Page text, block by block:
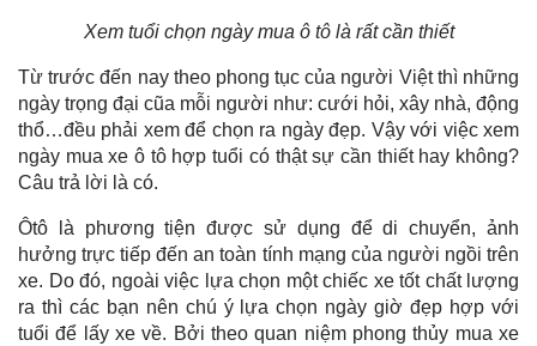
Xem tuổi chọn ngày mua ô tô là rất cần thiết
Từ trước đến nay theo phong tục của người Việt thì những
ngày trọng đại cũa mỗi người như: cưới hỏi, xây nhà, động
thổ…đều phải xem để chọn ra ngày đẹp. Vậy với việc xem
ngày mua xe ô tô hợp tuổi có thật sự cần thiết hay không?
Câu trả lời là có.
Ôtô là phương tiện được sử dụng để di chuyển, ảnh
hưởng trực tiếp đến an toàn tính mạng của người ngồi trên
xe. Do đó, ngoài việc lựa chọn một chiếc xe tốt chất lượng
ra thì các bạn nên chú ý lựa chọn ngày giờ đẹp hợp với
tuổi để lấy xe về. Bởi theo quan niệm phong thủy mua xe